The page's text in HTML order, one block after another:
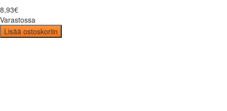
8,93€
Varastossa
Lisää ostoskoriin